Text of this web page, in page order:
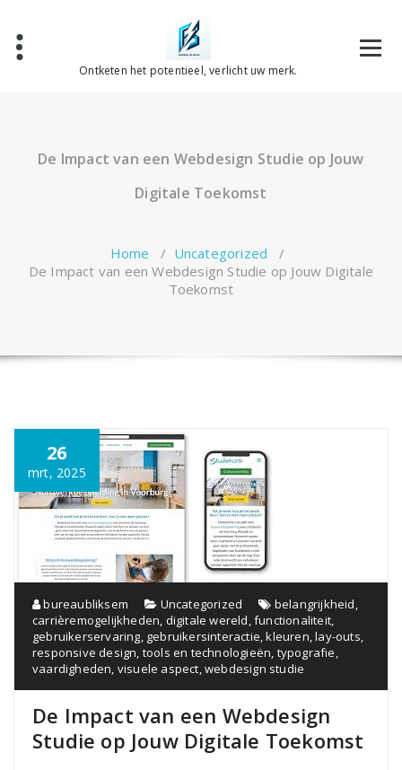
inhoud
Ontketen het potentieel, verlicht uw merk.
De Impact van een Webdesign Studie op Jouw
Digitale Toekomst
Home / Uncategorized /
De Impact van een Webdesign Studie op Jouw Digitale
Toekomst
26
mrt, 2025
bureaubliksem Uncategorized belangrijkheid,
carrièremogelijkheden, digitale wereld,functionaliteit,
gebruikerservaring, gebruikersinteractie,kleuren,lay-outs,
responsive design, tools en technologieën, typografie,
vaardigheden, visuele aspect,webdesign studie
De Impact van een Webdesign
Studie op Jouw Digitale Toekomst